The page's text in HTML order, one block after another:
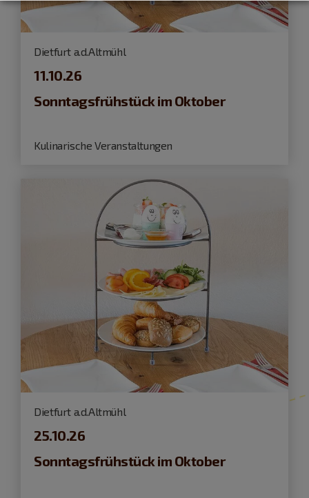
Dietfurt a.d.Altmühl
11.10.26
Sonntagsfrühstück im Oktober
Kulinarische Veranstaltungen
Dietfurt a.d.Altmühl
25.10.26
Sonntagsfrühstück im Oktober